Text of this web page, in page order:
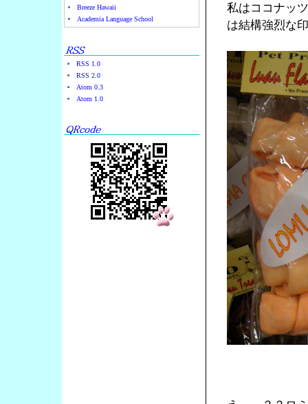
Breeze Hawaii
Academia Language School
RSS 1.0
RSS 2.0
Atom 0.3
Atom 1.0
私はココナッ
は結構強烈な